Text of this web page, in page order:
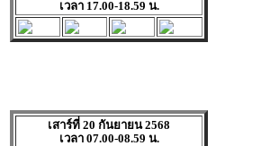
เวลา 17.00-18.59 น.
เสาร์ที่ 20 กันยายน 2568
เวลา 07.00-08.59 น.